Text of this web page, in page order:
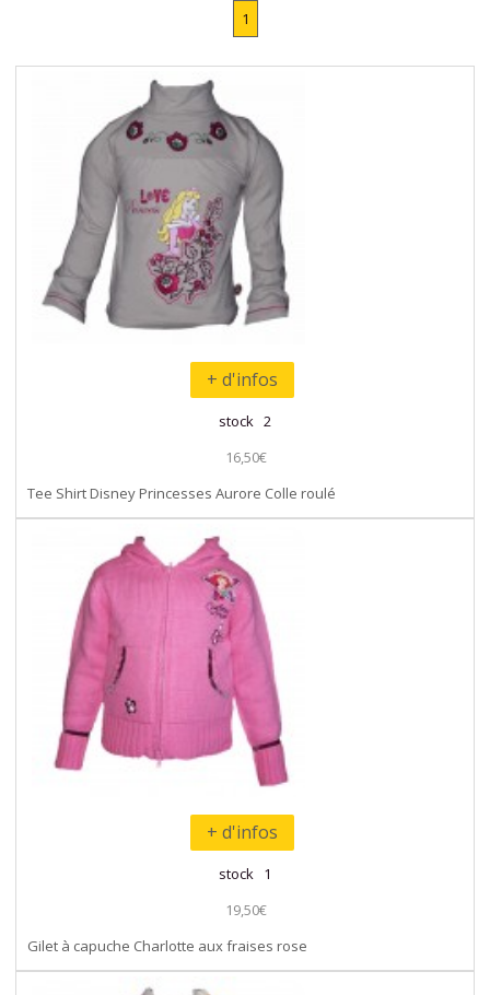
1
+ d'infos
stock 2
16,50€
Tee Shirt Disney Princesses Aurore Colle roulé
+ d'infos
stock 1
19,50€
Gilet à capuche Charlotte aux fraises rose